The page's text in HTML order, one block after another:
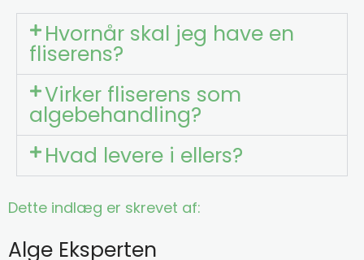
Hvornår skal jeg have en
fliserens?
Virker fliserens som
algebehandling?
Hvad levere i ellers?
Dette indlæg er skrevet af:
Alge Eksperten